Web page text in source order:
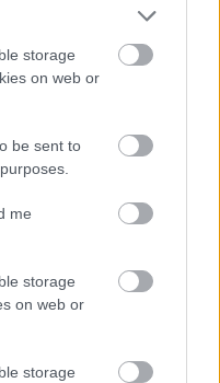
storage
on web or
be sent to
me
storage
on web or
storage